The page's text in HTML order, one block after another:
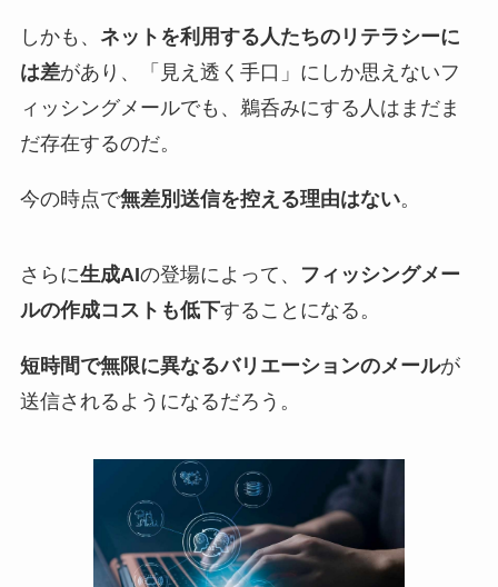
しかも、 ネットを利用する人たちのリテラシーに
は差があり、「見え透く手口」にしか思えないフ
ィッシングメールでも、鵜呑みにする人はまだま
だ存在するのだ。
今の時点で無差別送信を控える理由はない。
さらに生成AIの登場によって、
フィッシングメー
ルの作成コストも低下することになる。
短時間で無限に異なるバリエーションのメールが
送信されるようになるだろう。